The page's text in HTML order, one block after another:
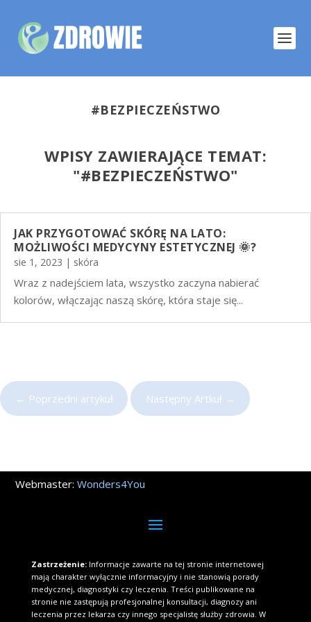
#BEZPIECZEŃSTWO
WPISY ZAWIERAJĄCE TEMAT:
"#BEZPIECZEŃSTWO"
JAK PRZYGOTOWAĆ SKÓRĘ NA LATO:
MOŻLIWOŚCI MEDYCYNY ESTETYCZNEJ 🌞?
sie 1, 2023 | skóra
Wraz z nadejściem lata, wszystko zaczyna nabierać
kolorów, włączając naszą skórę, która staje się...
← Poprzedni artykuł Następny Artkuł →
Webmaster:Wonders4You
Zastrzeżenie:Informacje zawarte na tej stronie internetowej
mają charakter wyłącznie informacyjny i nie stanowią porady
medycznej, diagnostyki czy leczenia. Treści publikowane na
stronie nie zastępują profesjonalnej konsultacji, diagnozy ani
leczenia przez lekarza czy innego specjalistę służby zdrowia. W